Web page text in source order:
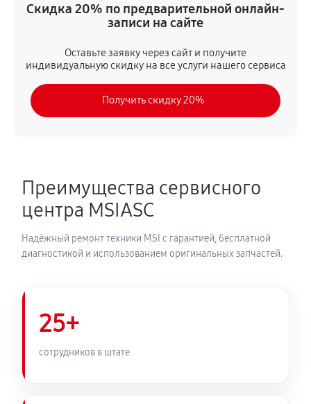
Скидка 20% по предварительной онлайн-
записи на сайте
Оставьте заявку через сайт и получите
индивидуальную скидку на все услуги нашего сервиса
Получить скидку 20%
Преимущества сервисного
центра MSIASC
Надёжный ремонт техники MSI с гарантией, бесплатной
диагностикой и использованием оригинальных запчастей.
25+
сотрудников в штате